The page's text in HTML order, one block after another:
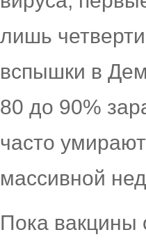
лишь
вспышки в
80 до 90%
часто
массивной
Пока вакцины